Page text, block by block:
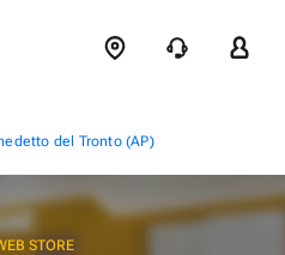
del Tronto (AP)
STORE